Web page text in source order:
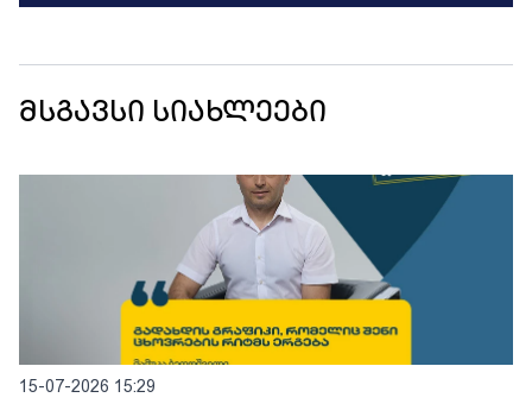
მსგავსი სიახლეები
15-07-2026 15:29